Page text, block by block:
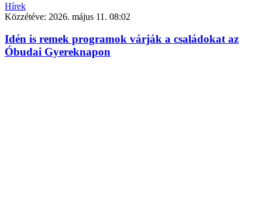
Hírek
Közzétéve: 2026. május 11. 08:02
Idén is remek programok várják a családokat az
Óbudai Gyereknapon